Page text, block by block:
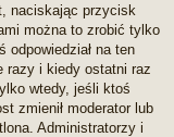
naciskając przycisk
można to zrobić tylko
odpowiedział na ten
razy i kiedy ostatni raz
wtedy, jeśli ktoś
zmienił moderator lub
Administratorzy i